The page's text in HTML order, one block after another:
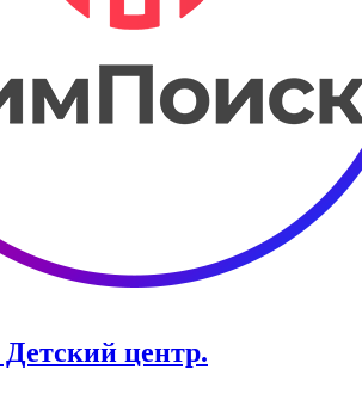
центр.